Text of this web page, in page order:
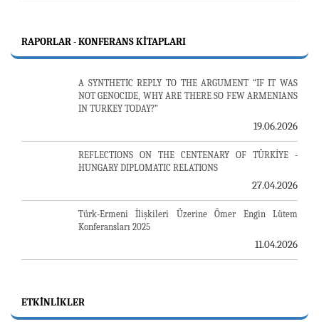
RAPORLAR - KONFERANS KITAPLARI
A SYNTHETIC REPLY TO THE ARGUMENT “IF IT WAS
NOT GENOCIDE, WHY ARE THERE SO FEW ARMENIANS
IN TURKEY TODAY?”
19.06.2026
REFLECTIONS ON THE CENTENARY OF TÜRKİYE -
HUNGARY DIPLOMATIC RELATIONS
27.04.2026
Türk-Ermeni İlişkileri Üzerine Ömer Engin Lütem
Konferansları 2025
11.04.2026
ETKINLIKLER